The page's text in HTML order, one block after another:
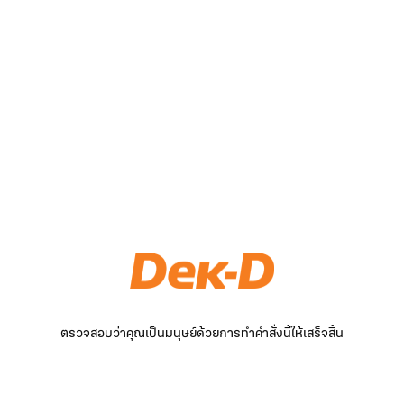
ตรวจสอบว่าคุณเป็นมนุษย์ด้วยการทำคำสั่งนี้ให้เสร็จสิ้น